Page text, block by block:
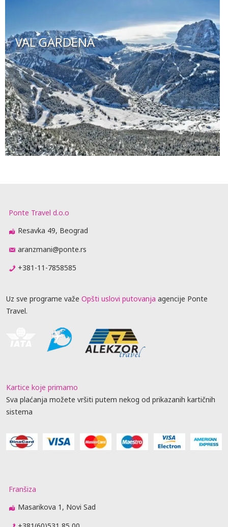
VAL GARDENA
Ponte Travel d.o.o
Resavka 49, Beograd
aranzmani@ponte.rs
+381-11-7858585
Uz sve programe važe Opšti uslovi putovanja agencije Ponte
Travel.
Kartice koje primamo
Sva plaćanja možete vršiti putem nekog od prikazanih kartičnih
sistema
Franšiza
Masarikova 1, Novi Sad